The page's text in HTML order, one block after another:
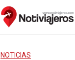
NOTICIAS